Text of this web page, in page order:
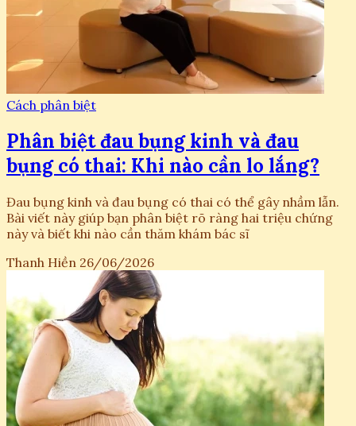
Cách phân biệt
Phân biệt đau bụng kinh và đau
bụng có thai: Khi nào cần lo lắng?
Đau bụng kinh và đau bụng có thai có thể gây nhầm lẫn.
Bài viết này giúp bạn phân biệt rõ ràng hai triệu chứng
này và biết khi nào cần thăm khám bác sĩ
Thanh Hiền 26/06/2026